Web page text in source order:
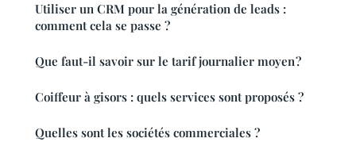
Utiliser un CRM pour la génération de leads :
comment cela se passe ?
Que faut-il savoir sur le tarif journalier moyen ?
Coiffeur à gisors : quels services sont proposés ?
Quelles sont les sociétés commerciales ?